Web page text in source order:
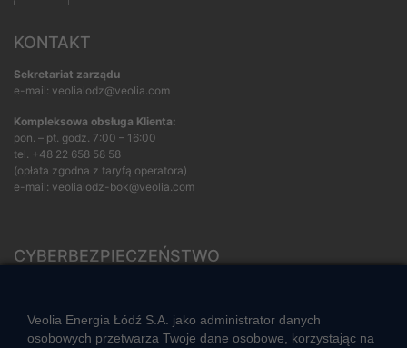
KONTAKT
Sekretariat zarządu
e-mail: veolialodz@veolia.com
Kompleksowa obsługa Klienta:
pon. – pt. godz. 7:00 – 16:00
tel. +48 22 658 58 58
(opłata zgodna z taryfą operatora)
e-mail: veolialodz-bok@veolia.com
CYBERBEZPIECZEŃSTWO
Veolia Energia Łódź S.A. jako administrator danych
osobowych przetwarza Twoje dane osobowe, korzystając na